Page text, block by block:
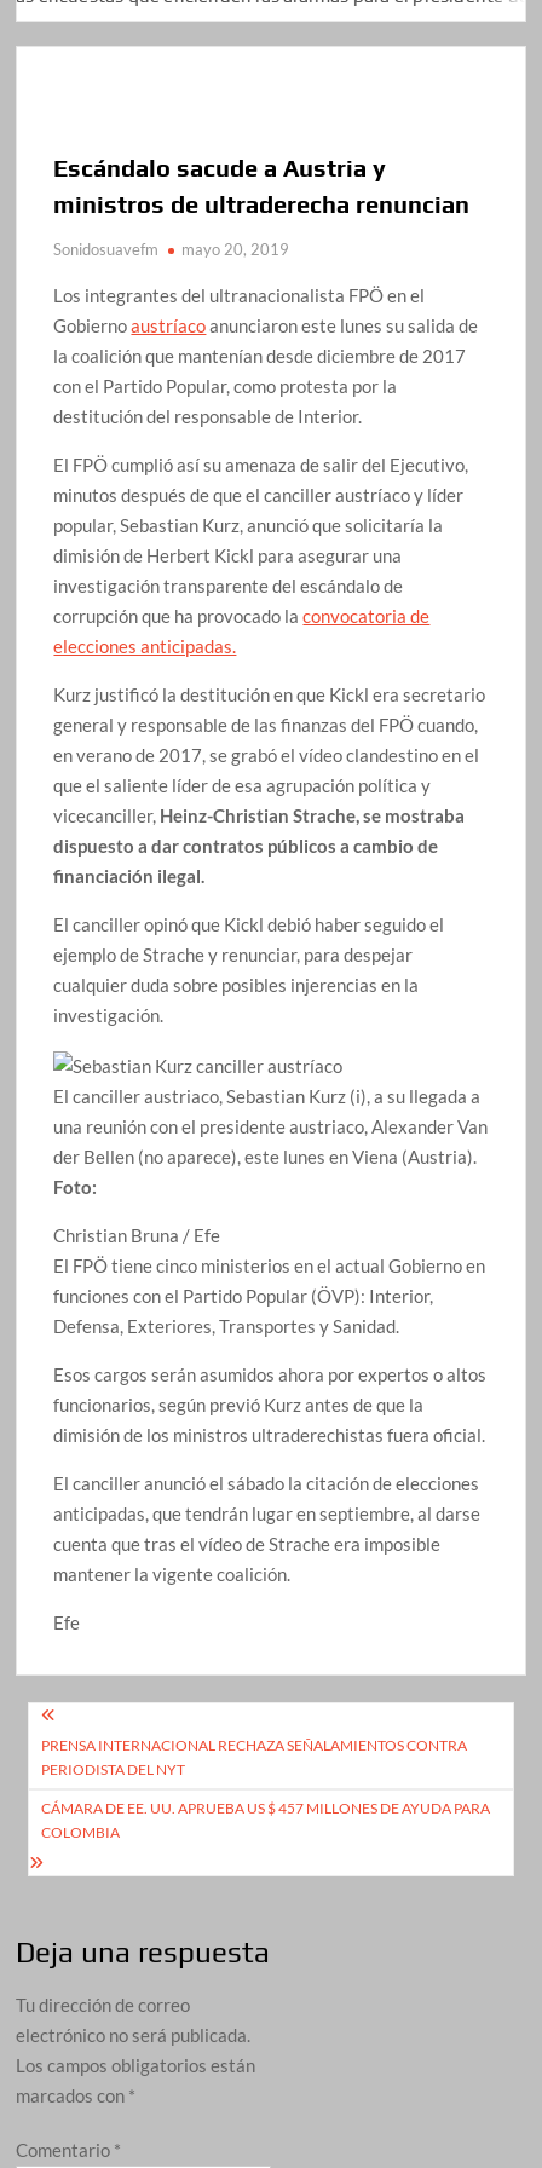
Escándalo sacude a Austria y
ministros de ultraderecha renuncian
Sonidosuavefm mayo 20, 2019
Los integrantes del ultranacionalista FPÖ en el
Gobiernoaustríacoanunciaron este lunes su salida de
la coalición que mantenían desde diciembre de 2017
con el Partido Popular, como protesta por la
destitución del responsable de Interior.
El FPÖ cumplió así su amenaza de salir del Ejecutivo,
minutos después de que el canciller austríaco y líder
popular, Sebastian Kurz, anunció que solicitaría la
dimisión de Herbert Kickl para asegurar una
investigación transparente del escándalo de
corrupción que ha provocado laconvocatoria de
elecciones anticipadas.
Kurz justificó la destitución en que Kickl era secretario
general y responsable de las finanzas del FPÖ cuando,
en verano de 2017, se grabó el vídeo clandestino en el
que el saliente líder de esa agrupación política y
vicecanciller, Heinz-Christian Strache, se mostraba
dispuesto a dar contratos públicos a cambio de
financiación ilegal.
El canciller opinó que Kickl debió haber seguido el
ejemplo de Strache y renunciar, para despejar
cualquier duda sobre posibles injerencias en la
investigación.
El canciller austriaco, Sebastian Kurz (i), a su llegada a
una reunión con el presidente austriaco, Alexander Van
der Bellen (no aparece), este lunes en Viena (Austria).
Foto:
Christian Bruna / Efe
El FPÖ tiene cinco ministerios en el actual Gobierno en
funciones con el Partido Popular (ÖVP): Interior,
Defensa, Exteriores, Transportes y Sanidad.
Esos cargos serán asumidos ahora por expertos o altos
funcionarios, según previó Kurz antes de que la
dimisión de los ministros ultraderechistas fuera oficial.
El canciller anunció el sábado la citación de elecciones
anticipadas, que tendrán lugar en septiembre, al darse
cuenta que tras el vídeo de Strache era imposible
mantener la vigente coalición.
Efe
Navegación
de
entradas
PRENSA INTERNACIONAL RECHAZA SEÑALAMIENTOS CONTRA
PERIODISTA DEL NYT
CÁMARA DE EE. UU. APRUEBA US $ 457 MILLONES DE AYUDA PARA
COLOMBIA
Deja una respuesta
Tu dirección de correo
electrónico no será publicada.
Los campos obligatorios están
marcados con *
Comentario *